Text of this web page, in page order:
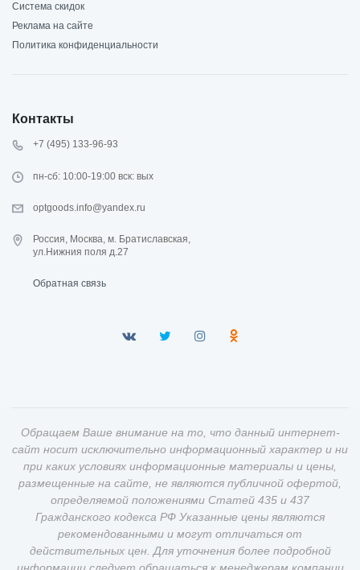
Система скидок
Реклама на сайте
Политика конфиденциальности
Контакты
+7 (495) 133-96-93
пн-сб: 10:00-19:00 вск: вых
optgoods.info@yandex.ru
Россия, Москва, м. Братиславская,
ул.Нижния поля д.27
Обратная связь
Обращаем Ваше внимание на то, что данный интернет-
сайт носит исключительно информационный характер и ни
при каких условиях информационные материалы и цены,
размещенные на сайте, не являются публичной офертой,
определяемой положениями Статей 435 и 437
Гражданского кодекса РФ Указанные цены являются
рекомендованными и могут отличаться от
действительных цен. Для уточнения более подробной